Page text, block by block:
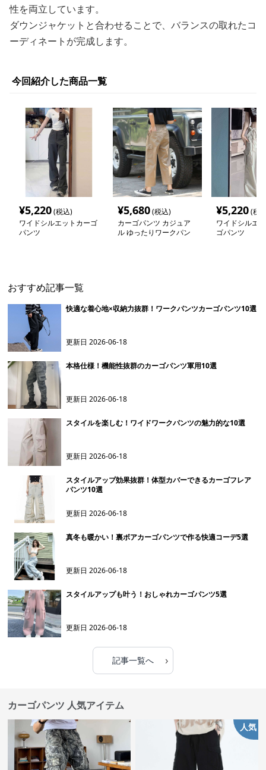
性を両立しています。
ダウンジャケットと合わせることで、バランスの取れたコ
ーディネートが完成します。
今回紹介した商品一覧
¥5,220(税込)
ワイドシルエットカーゴ
パンツ
¥5,680(税込)
カーゴパンツ カジュア
ル ゆったりワークパン
¥5,220(税
ワイドシルエ
ゴパンツ
おすすめ記事一覧
快適な着心地×収納力抜群！ワークパンツカーゴパンツ10選
更新日2026-06-18
本格仕様！機能性抜群のカーゴパンツ軍用10選
更新日2026-06-18
スタイルを楽しむ！ワイドワークパンツの魅力的な10選
更新日2026-06-18
スタイルアップ効果抜群！体型カバーできるカーゴフレア
パンツ10選
更新日2026-06-18
真冬も暖かい！裏ボアカーゴパンツで作る快適コーデ5選
更新日2026-06-18
スタイルアップも叶う！おしゃれカーゴパンツ5選
更新日2026-06-18
記事一覧へ ›
カーゴパンツ 人気アイテム
人気